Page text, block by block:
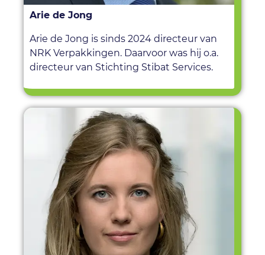
Arie de Jong
Arie de Jong is sinds 2024 directeur van
NRK Verpakkingen. Daarvoor was hij o.a.
directeur van Stichting Stibat Services.